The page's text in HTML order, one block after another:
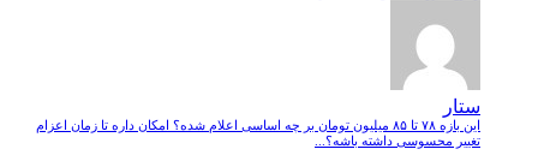
ستار
این بازه ۷۸ تا ۸۵ میلیون تومان بر چه اساسی اعلام شده؟ امکان داره تا زمان اعزام
تغییر محسوسی داشته باشه؟...